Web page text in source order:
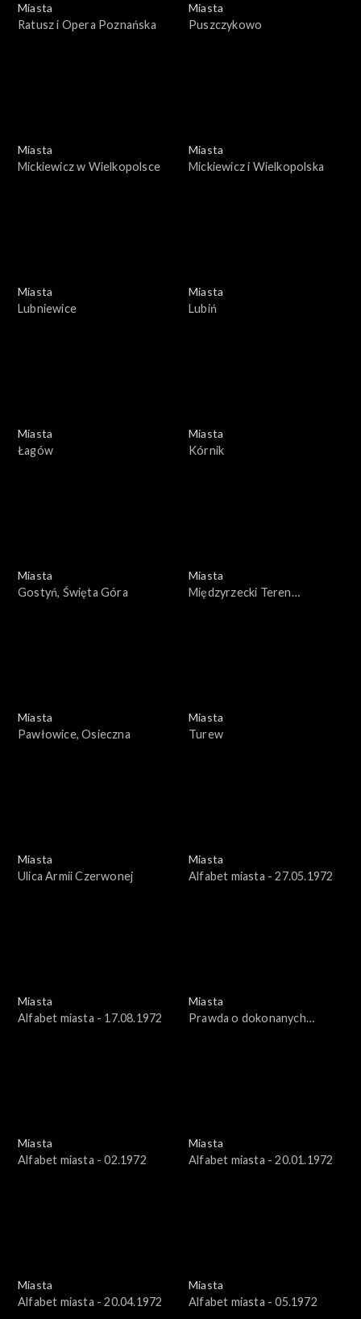
Miasta
Ratusz i Opera Poznańska
Miasta
Puszczykowo
Miasta
Mickiewicz w Wielkopolsce
Miasta
Mickiewicz i Wielkopolska
Miasta
Lubniewice
Miasta
Lubiń
Miasta
Łagów
Miasta
Kórnik
Miasta
Gostyń, Święta Góra
Miasta
Międzyrzecki Teren
Miasta
Pawłowice, Osieczna
Miasta
Turew
Miasta
Ulica Armii Czerwonej
Miasta
Alfabet miasta - 27.05.1972
Miasta
Alfabet miasta - 17.08.1972
Miasta
Prawda o dokonanych
Miasta
Alfabet miasta - 02.1972
Miasta
Alfabet miasta - 20.01.1972
Miasta
Alfabet miasta - 20.04.1972
Miasta
Alfabet miasta - 05.1972